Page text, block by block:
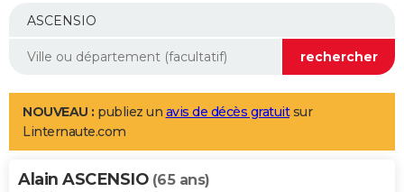
Mobiles
Meilleur smartphone
Internet
Ordinateurs
Jeux vidéo
Guide high-tech
Aménagement intérieur
LIFESTYLE
Art de vivre
Bien-être
Loisirs
Mode
Modes de vie
Alimentation
Guide de la santé
Maladies
Médicaments
Sommeil
VOYAGE
NOUVEAU : publiez un avis de décès gratuitsur
Linternaute.com
Alain ASCENSIO (65 ans)